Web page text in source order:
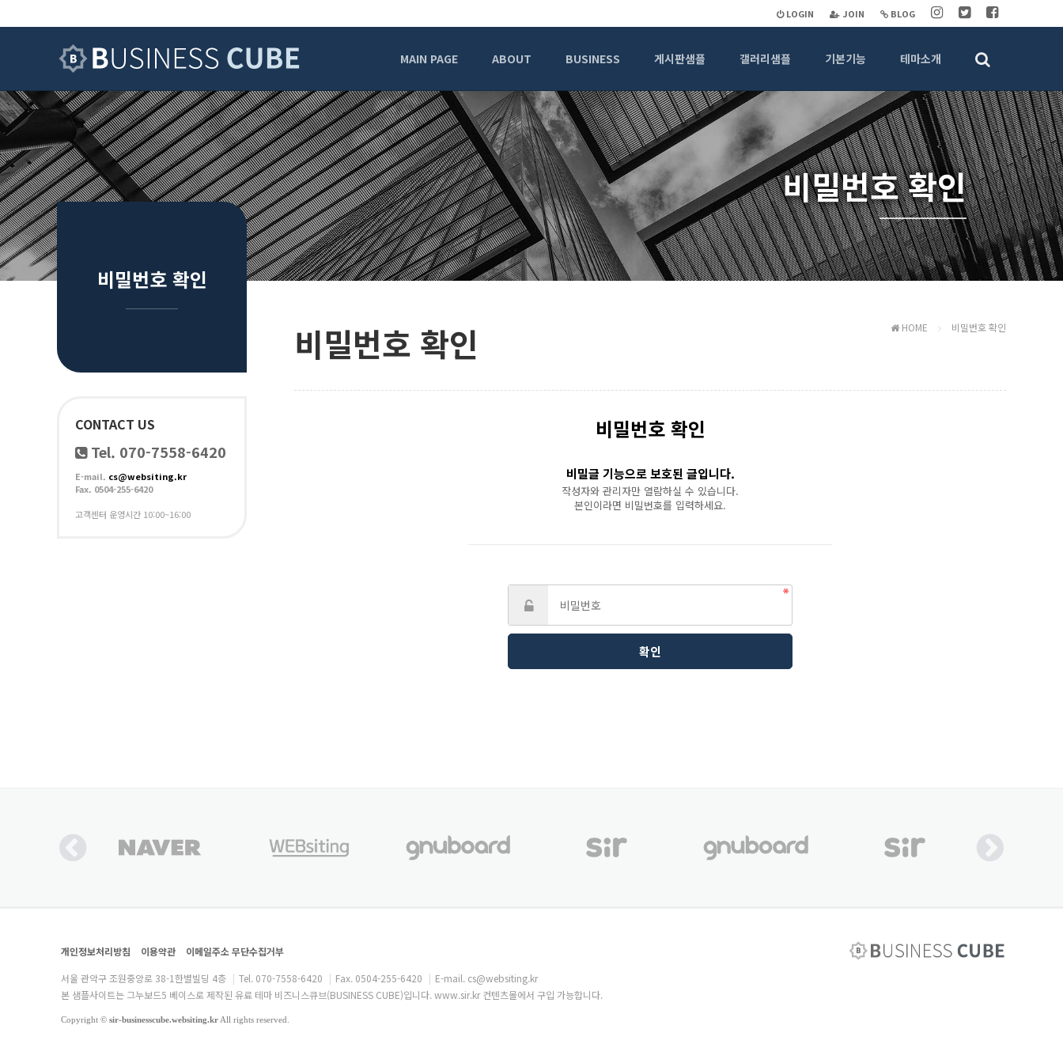
BLOG
JOIN
LOGIN
MAIN PAGE ABOUT BUSINESS 게시판샘플 갤러리샘플 기본기능
하위분류
테마소개
하위분류
비밀번호 확인
비밀번호 확인 HOME 비밀번호 확인
비밀번호 확인
비밀글 기능으로 보호된 글입니다.
작성자와 관리자만 열람하실 수 있습니다.
본인이라면 비밀번호를 입력하세요.
비밀번호 확인
CONTACT US
Tel. 070-7558-6420
E-mail. cs@websiting.kr
Fax. 0504-255-6420
고객센터 운영시간 10:00~16:00
개인정보처리방침 이용약관
이메일주소 무단수집거부
서울 관악구 조원중앙로 38-1한별빌딩 4층 | Tel. 070-7558-6420 | Fax. 0504-255-6420 | E-mail. cs@websiting.kr
본 샘플사이트는 그누보드5 베이스로 제작된 유료 테마 비즈니스큐브(BUSINESS CUBE)입니다. www.sir.kr 컨텐츠몰에서 구입 가능합니다.
Copyright © sir-businesscube.websiting.kr All rights reserved.